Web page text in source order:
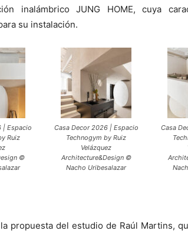
inalámbrico JUNG HOME, cuya
su instalación.
| Espacio
Ruiz
©
Casa Decor 2026 | Espacio
Technogym by Ruiz
Velázquez
Architecture&Design ©
Nacho Uribesalazar
Casa
propuesta del estudio de Raúl Martins,